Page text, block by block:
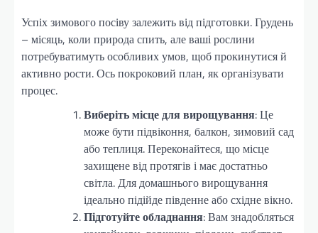
Успіх зимового посіву залежить від підготовки. Грудень
– місяць, коли природа спить, але ваші рослини
потребуватимуть особливих умов, щоб прокинутися й
активно рости. Ось покроковий план, як організувати
процес.
Виберіть місце для вирощування: Це
може бути підвіконня, балкон, зимовий сад
або теплиця. Переконайтеся, що місце
захищене від протягів і має достатньо
світла. Для домашнього вирощування
ідеально підійде південне або східне вікно.
Підготуйте обладнання: Вам знадобляться